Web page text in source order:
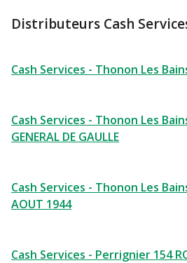
Distributeurs Cash
Cash Services - Thonon Les Bains
Cash Services - Thonon Les
GENERAL DE GAULLE
Cash Services - Thonon Les
AOUT 1944
Cash Services - Perrignier 154